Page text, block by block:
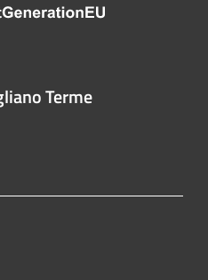
Terme